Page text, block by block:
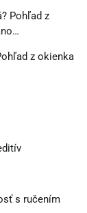
Pohľad z
z okienka
s ručením